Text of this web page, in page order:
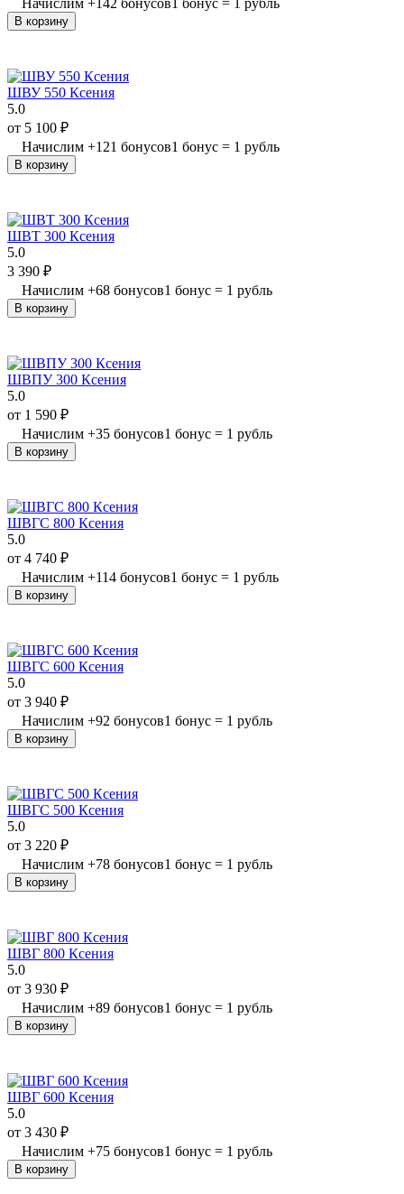
В корзину
ШВУ 550 Ксения
5.0
от 5 100 ₽
Начислим +121 бонусов1 бонус = 1 рубль
В корзину
ШВТ 300 Ксения
5.0
3 390 ₽
Начислим +68 бонусов1 бонус = 1 рубль
В корзину
ШВПУ 300 Ксения
5.0
от 1 590 ₽
Начислим +35 бонусов1 бонус = 1 рубль
В корзину
ШВГС 800 Ксения
5.0
от 4 740 ₽
Начислим +114 бонусов1 бонус = 1 рубль
В корзину
ШВГС 600 Ксения
5.0
от 3 940 ₽
Начислим +92 бонусов1 бонус = 1 рубль
В корзину
ШВГС 500 Ксения
5.0
от 3 220 ₽
Начислим +78 бонусов1 бонус = 1 рубль
В корзину
ШВГ 800 Ксения
5.0
от 3 930 ₽
Начислим +89 бонусов1 бонус = 1 рубль
В корзину
ШВГ 600 Ксения
5.0
от 3 430 ₽
Начислим +75 бонусов1 бонус = 1 рубль
В корзину